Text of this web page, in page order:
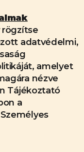
rögzítse
adatvédelmi,
amelyet
nézve
Tájékoztató
a